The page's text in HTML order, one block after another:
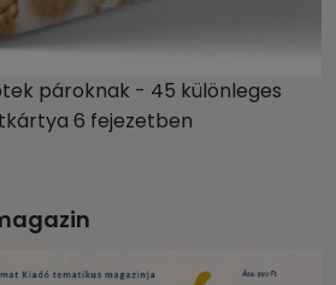
pároknak - 45 különleges
6 fejezetben